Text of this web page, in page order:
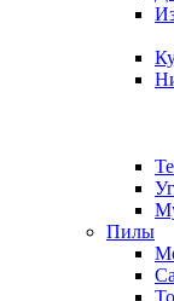
Пилы